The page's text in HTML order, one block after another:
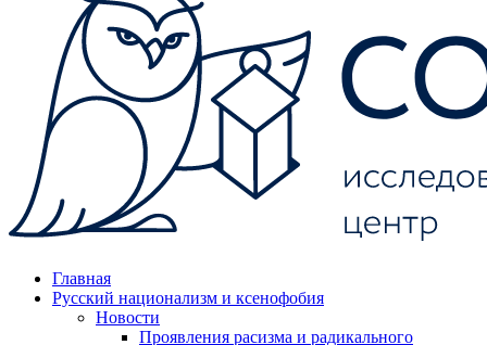
Главная
Русский национализм и ксенофобия
Новости
Проявления расизма и радикального